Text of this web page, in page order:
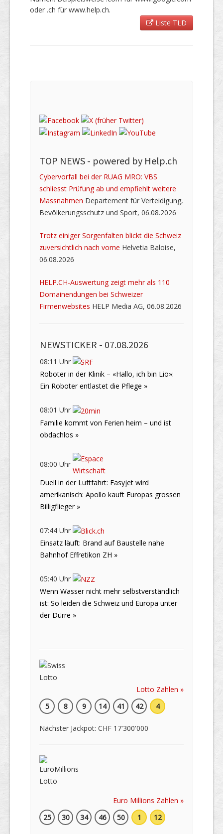
oder .ch für www.help.ch.
Liste TLD
TOP NEWS - powered by Help.ch
Cybervorfall bei der RUAG MRO: VBS
schliesst Prüfung ab und empfiehlt weitere
Massnahmen Departement für Verteidigung,
Bevölkerungsschutz und Sport, 06.08.2026
Trotz einiger Sorgenfalten blickt die Schweiz
zuversichtlich nach vorne Helvetia Baloise,
06.08.2026
HELP.CH-Auswertung zeigt mehr als 110
Domainendungen bei Schweizer
Firmenwebsites HELP Media AG, 06.08.2026
NEWSTICKER - 07.08.2026
08:11 Uhr
Roboter in der Klinik – «Hallo, ich bin Lio»:
Ein Roboter entlastet die Pflege »
08:01 Uhr
Familie kommt von Ferien heim – und ist
obdachlos »
08:00 Uhr
Duell in der Luftfahrt: Easyjet wird
amerikanisch: Apollo kauft Europas grossen
Billigflieger »
07:44 Uhr
Einsatz läuft: Brand auf Baustelle nahe
Bahnhof Effretikon ZH »
05:40 Uhr
Wenn Wasser nicht mehr selbstverständlich
ist: So leiden die Schweiz und Europa unter
der Dürre »
Lotto Zahlen »
5
8 9 14 41 42 4
Nächster Jackpot: CHF 17'300'000
Euro Millions Zahlen »
25
30 34 46 50 1 12